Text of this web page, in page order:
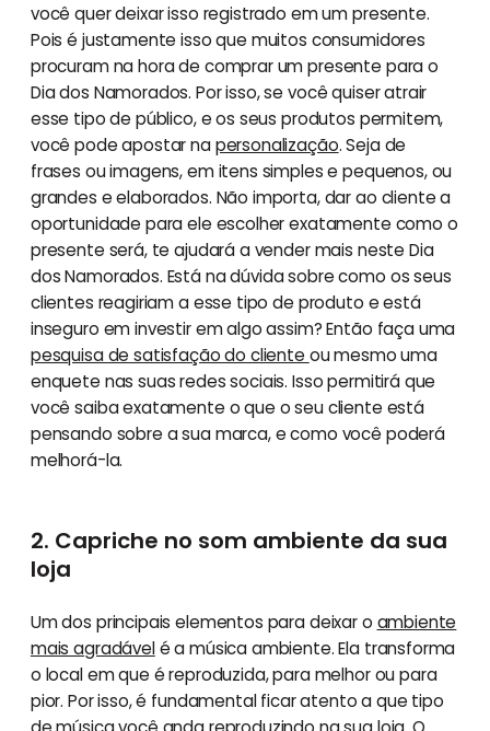
você quer deixar isso registrado em um presente.
Pois é justamente isso que muitos consumidores
procuram na hora de comprar um presente para o
Dia dos Namorados. Por isso, se você quiser atrair
esse tipo de público, e os seus produtos permitem,
você pode apostar napersonalização. Seja de
frases ou imagens, em itens simples e pequenos, ou
grandes e elaborados. Não importa, dar ao cliente a
oportunidade para ele escolher exatamente como o
presente será, te ajudará a vender mais neste Dia
dos Namorados. Está na dúvida sobre como os seus
clientes reagiriam a esse tipo de produto e está
inseguro em investir em algo assim? Então faça uma
pesquisa de satisfação do cliente ou mesmo uma
enquete nas suas redes sociais. Isso permitirá que
você saiba exatamente o que o seu cliente está
pensando sobre a sua marca, e como você poderá
melhorá-la.
2. Capriche no som ambiente da sua
loja
Um dos principais elementos para deixar o ambiente
mais agradávelé a música ambiente. Ela transforma
o local em que é reproduzida, para melhor ou para
pior. Por isso, é fundamental ficar atento a que tipo